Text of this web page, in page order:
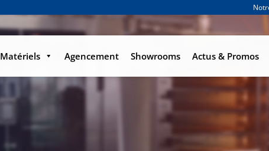
Matériels Agencement Showrooms Actus & Promos